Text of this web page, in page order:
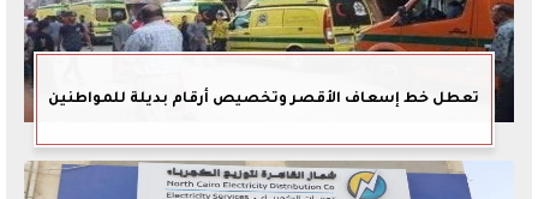
تعطل خط إسعاف الأقصر وتخصيص أرقام بديلة للمواطنين